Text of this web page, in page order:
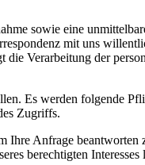
sowie eine
mit uns
Verarbeitung der
Es werden folgende
Zugriffs.
Anfrage
berechtigten